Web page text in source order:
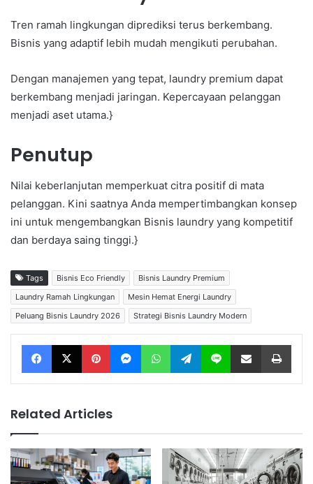
Tren ramah lingkungan diprediksi terus berkembang.
Bisnis yang adaptif lebih mudah mengikuti perubahan.
Dengan manajemen yang tepat, laundry premium dapat
berkembang menjadi jaringan. Kepercayaan pelanggan
menjadi aset utama.}
Penutup
Nilai keberlanjutan memperkuat citra positif di mata
pelanggan. Kini saatnya Anda mempertimbangkan konsep
ini untuk mengembangkan Bisnis laundry yang kompetitif
dan berdaya saing tinggi.}
Tags Bisnis Eco Friendly
Bisnis Laundry Premium
Laundry Ramah Lingkungan
Mesin Hemat Energi Laundry
Peluang Bisnis Laundry 2026
Strategi Bisnis Laundry Modern
Facebook X Pinterest Messenger WhatsApp Telegram Line Share via Email
Related Articles